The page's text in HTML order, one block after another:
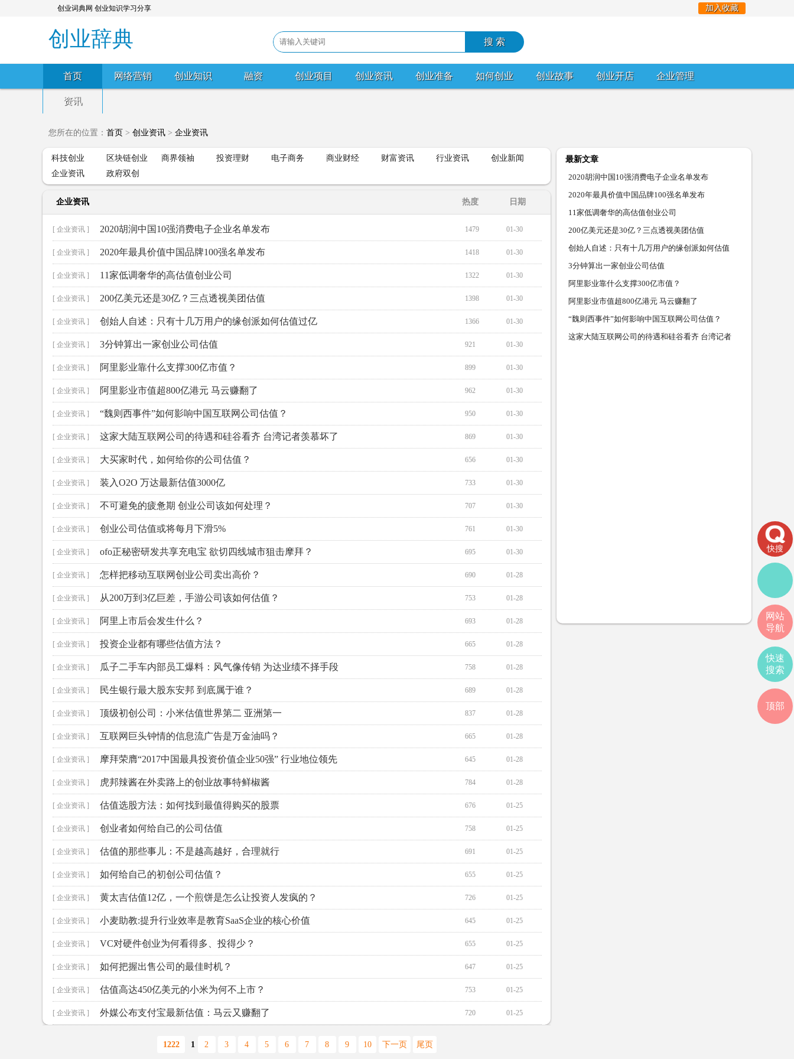
创业词典网 创业知识学习分享 加入收藏
创业辞典
首页 网络营销 创业知识 融资 创业项目 创业资讯 创业准备 如何创业 创业故事 创业开店 企业管理
资讯
您所在的位置： 首页 > 创业资讯 > 企业资讯
科技创业 区块链创业 商界领袖 投资理财 电子商务 商业财经 财富资讯 行业资讯
创业新闻
企业资讯
政府双创
企业资讯 日期
热度
[ 企业资讯 ] 2020胡润中国10强消费电子企业名单发布 01-30
1479
[ 企业资讯 ] 2020年最具价值中国品牌100强名单发布 01-30
1418
[ 企业资讯 ] 11家低调奢华的高估值创业公司 01-30
1322
[ 企业资讯 ] 200亿美元还是30亿？三点透视美团估值 01-30
1398
[ 企业资讯 ] 创始人自述：只有十几万用户的缘创派如何估值过亿 01-30
1366
[ 企业资讯 ] 3分钟算出一家创业公司估值 01-30
921
[ 企业资讯 ] 阿里影业靠什么支撑300亿市值？ 01-30
899
[ 企业资讯 ] 阿里影业市值超800亿港元 马云赚翻了 01-30
962
[ 企业资讯 ] “魏则西事件”如何影响中国互联网公司估值？ 01-30
950
[ 企业资讯 ] 这家大陆互联网公司的待遇和硅谷看齐 台湾记者羡慕坏了 01-30
869
[ 企业资讯 ] 大买家时代，如何给你的公司估值？ 01-30
656
[ 企业资讯 ] 装入O2O 万达最新估值3000亿 01-30
733
[ 企业资讯 ] 不可避免的疲惫期 创业公司该如何处理？ 01-30
707
[ 企业资讯 ] 创业公司估值或将每月下滑5% 01-30
761
[ 企业资讯 ] ofo正秘密研发共享充电宝 欲切四线城市狙击摩拜？ 01-30
695
[ 企业资讯 ] 怎样把移动互联网创业公司卖出高价？ 01-28
690
[ 企业资讯 ] 从200万到3亿巨差，手游公司该如何估值？ 01-28
753
[ 企业资讯 ] 阿里上市后会发生什么？ 01-28
693
[ 企业资讯 ] 投资企业都有哪些估值方法？ 01-28
665
[ 企业资讯 ] 瓜子二手车内部员工爆料：风气像传销 为达业绩不择手段 01-28
758
[ 企业资讯 ] 民生银行最大股东安邦 到底属于谁？ 01-28
689
[ 企业资讯 ] 顶级初创公司：小米估值世界第二 亚洲第一 01-28
837
[ 企业资讯 ] 互联网巨头钟情的信息流广告是万金油吗？ 01-28
665
[ 企业资讯 ] 摩拜荣膺“2017中国最具投资价值企业50强” 行业地位领先 01-28
645
[ 企业资讯 ] 虎邦辣酱在外卖路上的创业故事特鲜椒酱 01-28
784
[ 企业资讯 ] 估值选股方法：如何找到最值得购买的股票 01-25
676
[ 企业资讯 ] 创业者如何给自己的公司估值 01-25
758
[ 企业资讯 ] 估值的那些事儿：不是越高越好，合理就行 01-25
691
[ 企业资讯 ] 如何给自己的初创公司估值？ 01-25
655
[ 企业资讯 ] 黄太吉估值12亿，一个煎饼是怎么让投资人发疯的？ 01-25
726
[ 企业资讯 ] 小麦助教:提升行业效率是教育SaaS企业的核心价值 01-25
645
[ 企业资讯 ] VC对硬件创业为何看得多、投得少？ 01-25
655
[ 企业资讯 ] 如何把握出售公司的最佳时机？ 01-25
647
[ 企业资讯 ] 估值高达450亿美元的小米为何不上市？ 01-25
753
[ 企业资讯 ] 外媒公布支付宝最新估值：马云又赚翻了 01-25
720
1222 1 2 3 4 5 6 7 8 9 10 下一页 尾页
最新文章
2020胡润中国10强消费电子企业名单发布
2020年最具价值中国品牌100强名单发布
11家低调奢华的高估值创业公司
200亿美元还是30亿？三点透视美团估值
创始人自述：只有十几万用户的缘创派如何估值
过亿
3分钟算出一家创业公司估值
阿里影业靠什么支撑300亿市值？
阿里影业市值超800亿港元 马云赚翻了
“魏则西事件”如何影响中国互联网公司估值？
这家大陆互联网公司的待遇和硅谷看齐 台湾记者
快搜
网站
导航
快速
搜索
顶部